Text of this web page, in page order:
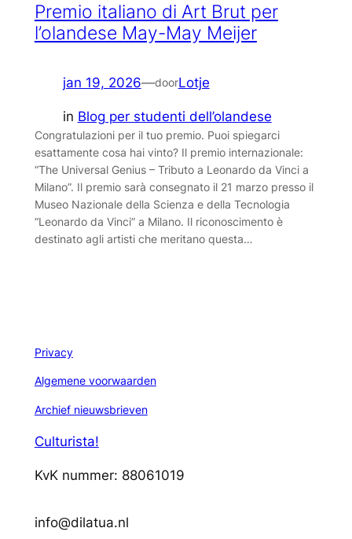
Premio italiano di Art Brut per
l’olandese May-May Meijer
jan 19, 2026—doorLotje
in Blog per studenti dell’olandese
Congratulazioni per il tuo premio. Puoi spiegarci
esattamente cosa hai vinto? Il premio internazionale:
“The Universal Genius – Tributo a Leonardo da Vinci a
Milano”. Il premio sarà consegnato il 21 marzo presso il
Museo Nazionale della Scienza e della Tecnologia
“Leonardo da Vinci” a Milano. Il riconoscimento è
destinato agli artisti che meritano questa…
Privacy
Algemene voorwaarden
Archief nieuwsbrieven
Culturista!
KvK nummer: 88061019
info@dilatua.nl